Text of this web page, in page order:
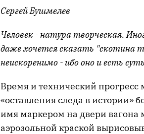
Сергей Бушмелев
Человек - натура творческая.
даже хочется сказать "скотина
неискоренимо - ибо оно и есть
Время и технический прогресс
«оставления следа в истории»
имя маркером на двери
аэрозольной краской